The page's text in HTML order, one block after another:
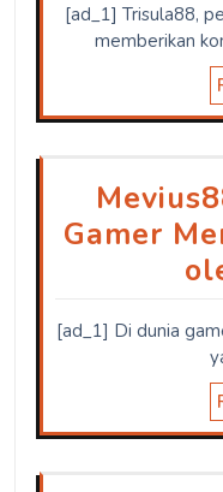
[ad_1] Trisula88,
memberikan
Gamer
[ad_1] Di dunia